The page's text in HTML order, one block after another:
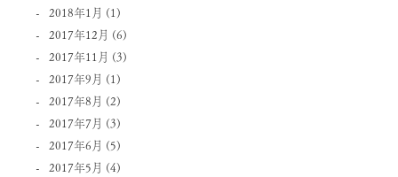
2018年1月 (1)
2017年12月 (6)
2017年11月 (3)
2017年9月 (1)
2017年8月 (2)
2017年7月 (3)
2017年6月 (5)
2017年5月 (4)